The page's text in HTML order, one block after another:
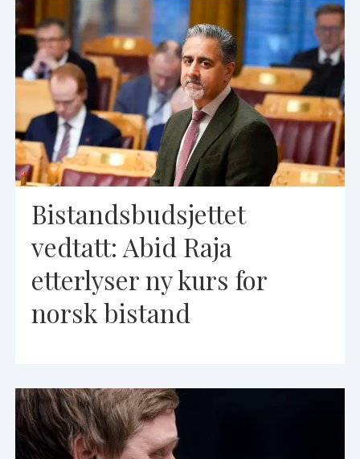
Bistandsbudsjettet
vedtatt: Abid Raja
etterlyser ny kurs for
norsk bistand